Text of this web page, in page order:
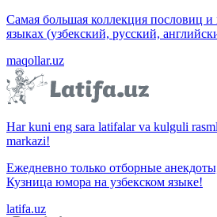
Самая большая коллекция пословиц и
языках (узбекский, русский,
maqollar.uz
Har kuni eng sara latifalar va kulguli
markazi!
Ежедневно только отборные
Кузница юмора на узбекском языке!
latifa.uz